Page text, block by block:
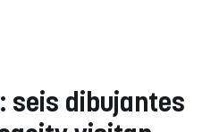
seis dibujantes